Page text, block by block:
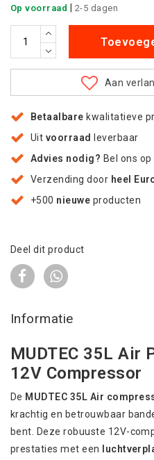
Op voorraad 2-5 dagen
Aan
Betaalbare kwalitatieve
Uit voorraad
leverbaar
Advies nodig? Bel ons
Verzending door heel
+500 nieuwe producten
Deel dit product
Informatie
MUDTEC 35L Air
12V Compressor
De MUDTEC 35L Air
krachtig en betrouwbaar
bent. Deze robuuste 12V-
prestaties met een